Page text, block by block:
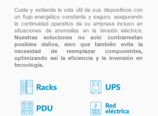
Cuide y extienda la vida útil de sus dispositivos con
un flujo energético constante y seguro, asegurando
la continuidad operativa de su empresa incluso en
situaciones de anomalías en la tensión eléctrica.
Nuestras soluciones no solo contrarrestan
posibles daños, sino que también evita la
necesidad de reemplazar componentes,
optimizando así la eficiencia y la inversión en
tecnología.